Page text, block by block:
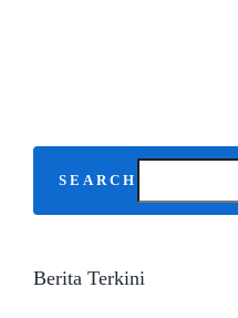
SEARCH
Berita Terkini